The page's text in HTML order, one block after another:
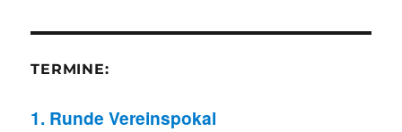
TERMINE:
1. Runde Vereinspokal